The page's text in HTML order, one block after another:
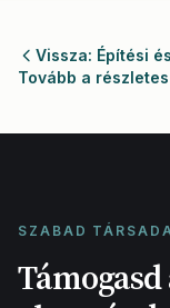
Vissza: Építési
Tovább a
SZABAD